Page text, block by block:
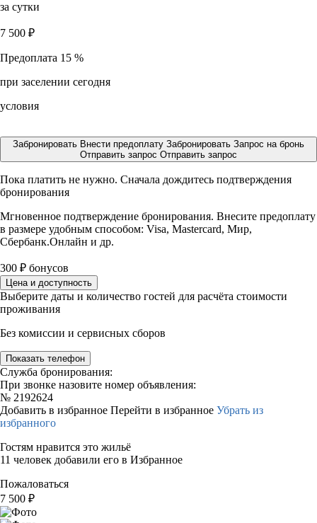
за сутки
7 500 ₽
Предоплата 15 %
при заселении сегодня
условия
Забронировать Внести предоплату Забронировать Запрос на бронь
Отправить запрос Отправить запрос
Пока платить не нужно. Сначала дождитесь подтверждения
бронирования
Мгновенное подтверждение бронирования. Внесите предоплату
в размере удобным способом: Visa, Mastercard, Мир,
Сбербанк.Онлайн и др.
300 ₽ бонусов
Цена и доступность
Выберите даты и количество гостей для расчёта стоимости
проживания
Без комиссии и сервисных сборов
Показать телефон
Служба бронирования:
При звонке назовите номер объявления:
№ 2192624
Добавить в избранное Перейти в избранное Убрать из
избранного
Гостям нравится это жильё
11 человек добавили его в Избранное
Пожаловаться
7 500 ₽